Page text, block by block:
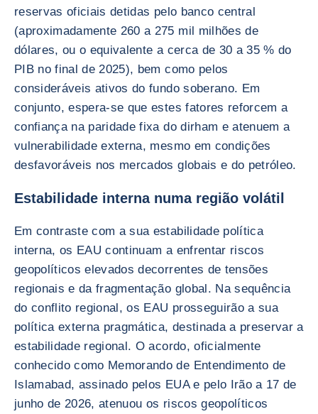
reservas oficiais detidas pelo banco central
(aproximadamente 260 a 275 mil milhões de
dólares, ou o equivalente a cerca de 30 a 35 % do
PIB no final de 2025), bem como pelos
consideráveis ativos do fundo soberano. Em
conjunto, espera-se que estes fatores reforcem a
confiança na paridade fixa do dirham e atenuem a
vulnerabilidade externa, mesmo em condições
desfavoráveis nos mercados globais e do petróleo.
Estabilidade interna numa região volátil
Em contraste com a sua estabilidade política
interna, os EAU continuam a enfrentar riscos
geopolíticos elevados decorrentes de tensões
regionais e da fragmentação global. Na sequência
do conflito regional, os EAU prosseguirão a sua
política externa pragmática, destinada a preservar a
estabilidade regional. O acordo, oficialmente
conhecido como Memorando de Entendimento de
Islamabad, assinado pelos EUA e pelo Irão a 17 de
junho de 2026, atenuou os riscos geopolíticos